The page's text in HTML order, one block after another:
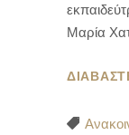
Μαρία